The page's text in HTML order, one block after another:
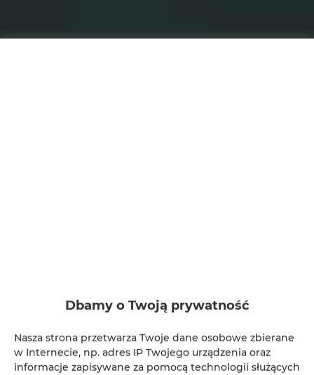
Dbamy o Twoją prywatność
Nasza strona przetwarza Twoje dane osobowe zbierane
w Internecie, np. adres IP Twojego urządzenia oraz
informacje zapisywane za pomocą technologii służących